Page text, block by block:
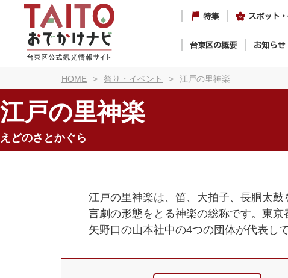
特集 スポット
台東区の概要 お知らせ
HOME 祭り・イベント 江戸の里神楽
江戸の里神楽
えどのさとかぐら
江戸の里神楽は、笛、大拍子、長胴太
言劇の形態をとる神楽の総称です。東
矢野口の山本社中の4つの団体が代表し